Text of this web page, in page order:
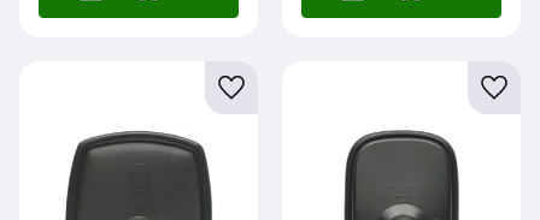
Lägg till i favoriter